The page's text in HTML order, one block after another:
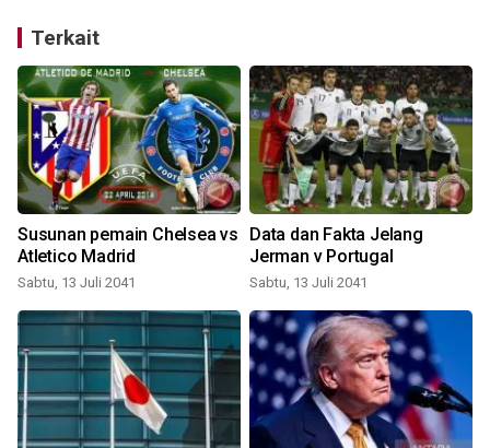
Terkait
Susunan pemain Chelsea vs
Atletico Madrid
Sabtu, 13 Juli 2041
Data dan Fakta Jelang
Jerman v Portugal
Sabtu, 13 Juli 2041